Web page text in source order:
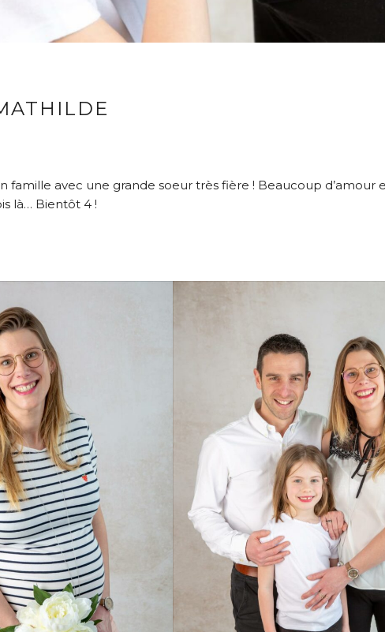
SUR LE PROJET « PLURI-ELLES » ESTIME DE SOI
SUR LES PHOTOS DE GROSSESSE
SUR LES PHOTOS D’ALLAITEMENT
SUR LES PHOTOS D’ACCOUCHEMENT
SUR LES PHOTOS NOUVEAU NE / ENFANT
SUR LES PHOTOS DE FAMILLE
CADEAU
DE PHOTOGRAPHIE
JE ?
famille avec une grande soeur très fière ! Beaucoup d’amour
là… Bientôt 4 !